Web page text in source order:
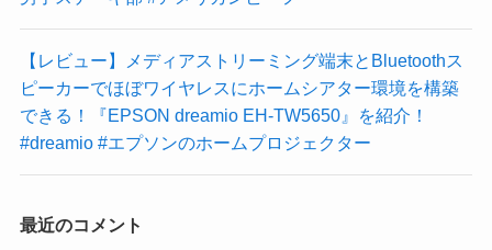
【レビュー】メディアストリーミング端末とBluetoothス
ピーカーでほぼワイヤレスにホームシアター環境を構築
できる！『EPSON dreamio EH-TW5650』を紹介！
#dreamio #エプソンのホームプロジェクター
最近のコメント